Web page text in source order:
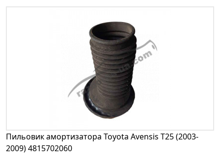
Пильовик амортизатора Toyota Avensis T25 (2003-
2009) 4815702060